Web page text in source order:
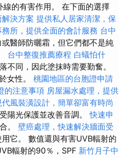
的有害作用。 在下面的選擇
決方案 提供私人居家清潔，保
所，提供全面的會計服務 台中
醫師防曬霜，但它們都不是純
台中整復推薦療程 白蟻怕什
不同，因此塗抹時需要勤奮。
女性。 桃園地區的台胞證申請
的注意事項 房屋漏水處理，提供
代風裝潢設計，簡單卻富有時尚
陽光保護並改善音調。快速申
。 壁癌處理，快速解決牆面受
它。 數值還與有害UVB輻射的
輻射的90％，SPF 新竹月子中